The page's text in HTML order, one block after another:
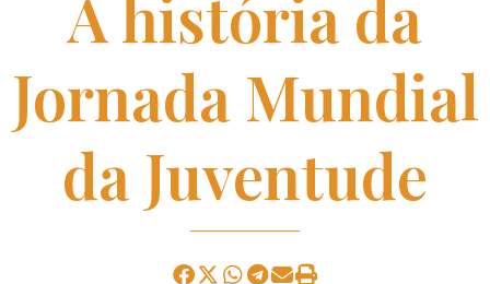
A história da
Jornada Mundial
da Juventude